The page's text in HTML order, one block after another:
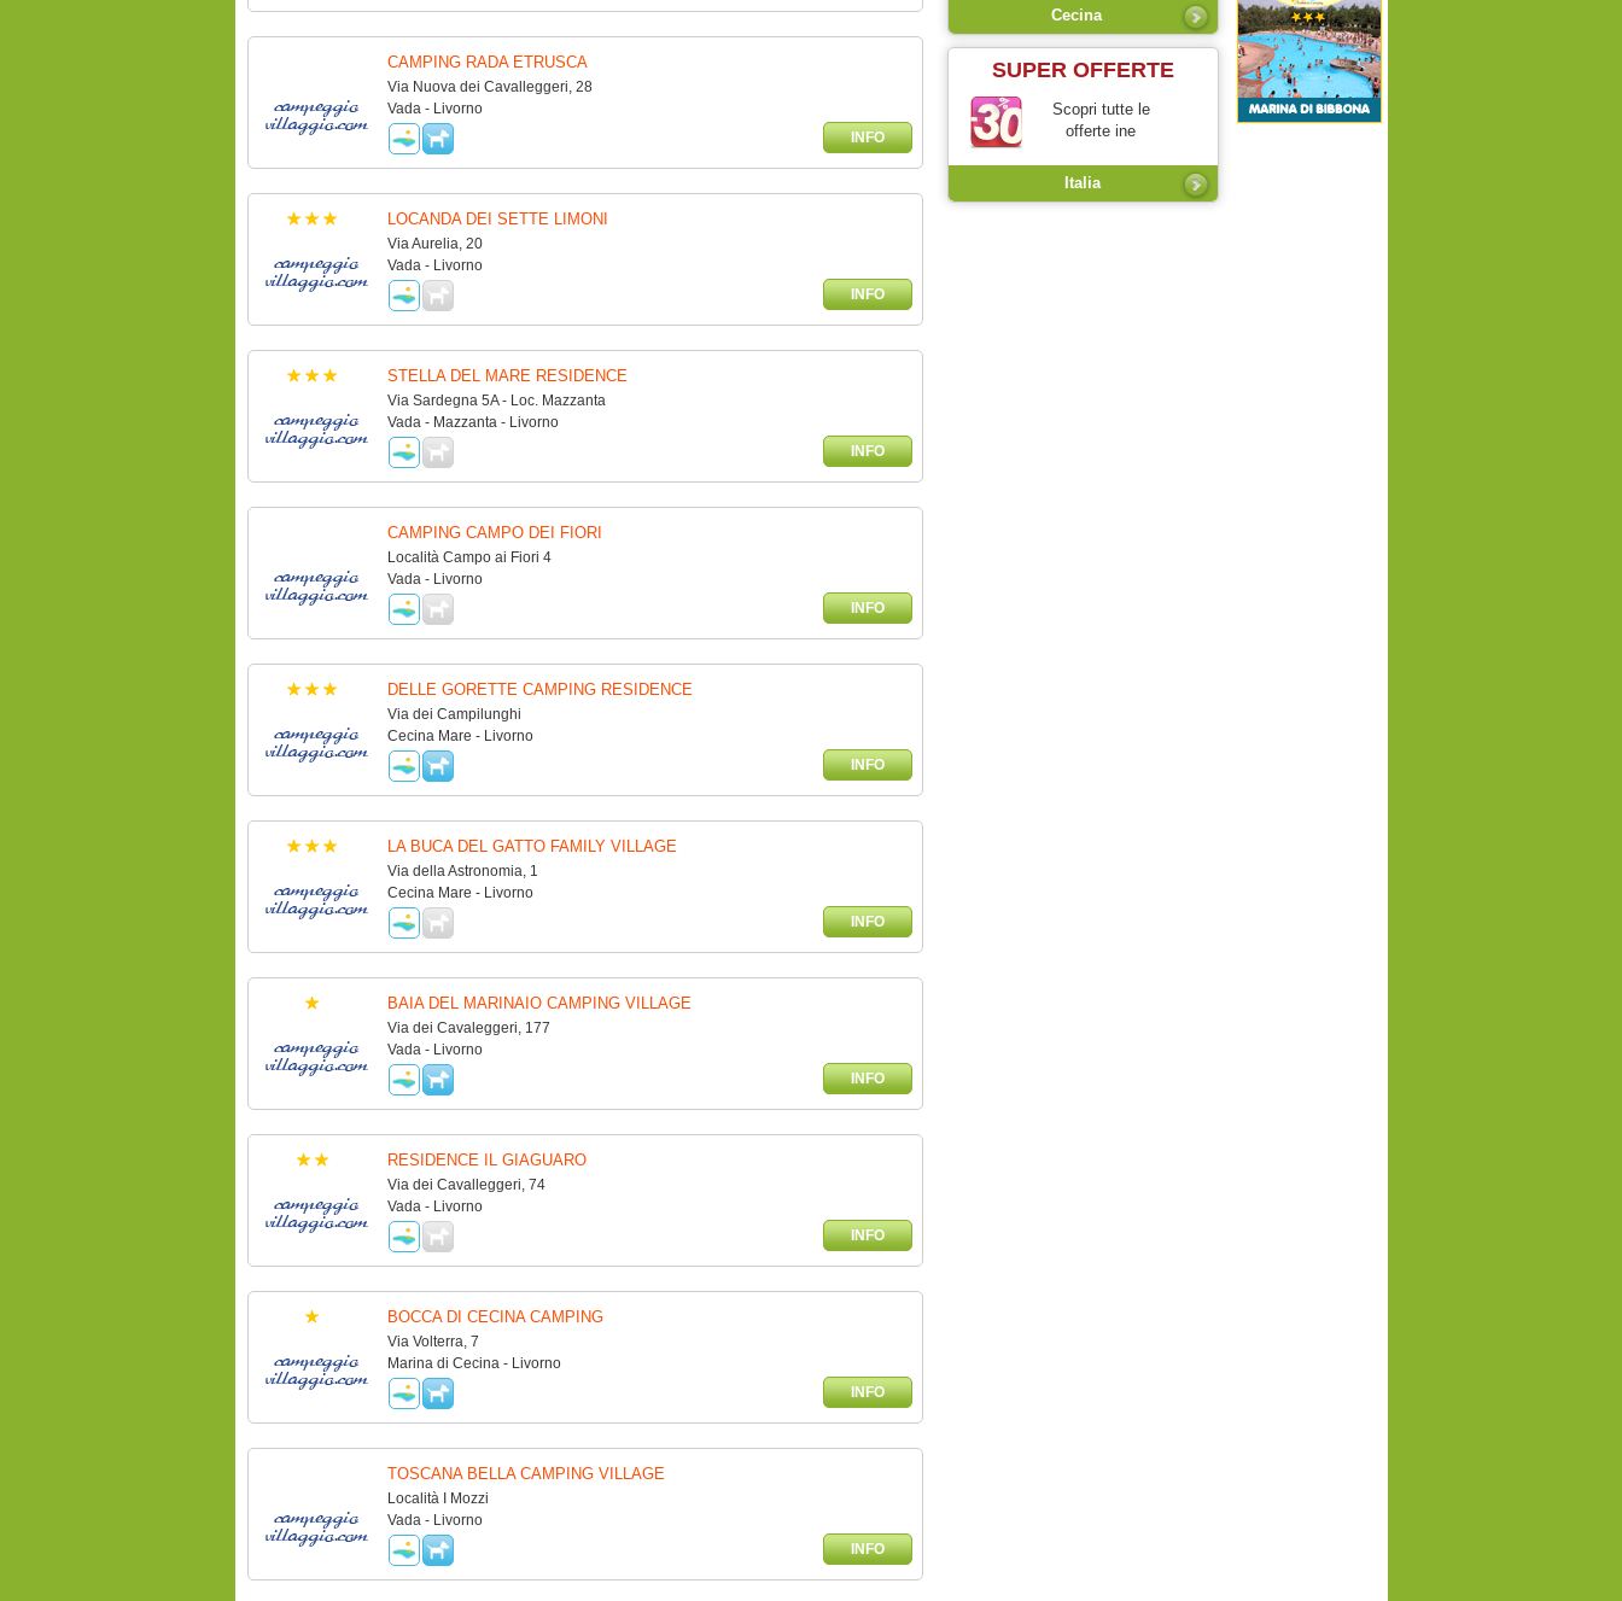
CAMPING RADA ETRUSCA
Via Nuova dei Cavalleggeri, 28
Vada - Livorno
INFO
LOCANDA DEI SETTE LIMONI
Via Aurelia, 20
Vada - Livorno
INFO
STELLA DEL MARE RESIDENCE
Via Sardegna 5A - Loc. Mazzanta
Vada - Mazzanta - Livorno
INFO
CAMPING CAMPO DEI FIORI
Località Campo ai Fiori 4
Vada - Livorno
INFO
DELLE GORETTE CAMPING RESIDENCE
Via dei Campilunghi
Cecina Mare - Livorno
INFO
LA BUCA DEL GATTO FAMILY VILLAGE
Via della Astronomia, 1
Cecina Mare - Livorno
INFO
BAIA DEL MARINAIO CAMPING VILLAGE
Via dei Cavaleggeri, 177
Vada - Livorno
INFO
RESIDENCE IL GIAGUARO
Via dei Cavalleggeri, 74
Vada - Livorno
INFO
BOCCA DI CECINA CAMPING
Via Volterra, 7
Marina di Cecina - Livorno
INFO
TOSCANA BELLA CAMPING VILLAGE
Località I Mozzi
Vada - Livorno
INFO
Cecina
SUPER OFFERTE
Scopri tutte le
offerte ine
Italia